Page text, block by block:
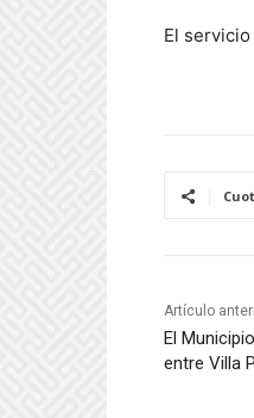
El
Artículo
El
entre Villa